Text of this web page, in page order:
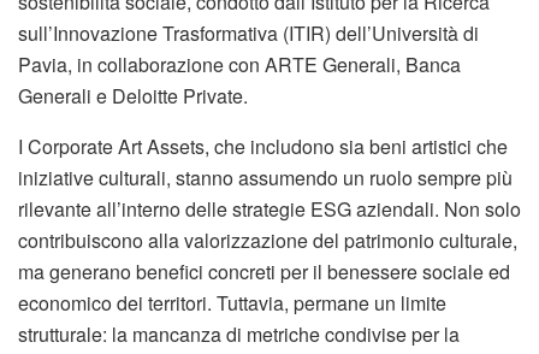
sull’Innovazione Trasformativa (ITIR) dell’Università di
Pavia, in collaborazione con ARTE Generali, Banca
Generali e Deloitte Private.
I Corporate Art Assets, che includono sia beni artistici che
iniziative culturali, stanno assumendo un ruolo sempre più
rilevante all’interno delle strategie ESG aziendali. Non solo
contribuiscono alla valorizzazione del patrimonio culturale,
ma generano benefici concreti per il benessere sociale ed
economico dei territori. Tuttavia, permane un limite
strutturale: la mancanza di metriche condivise per la